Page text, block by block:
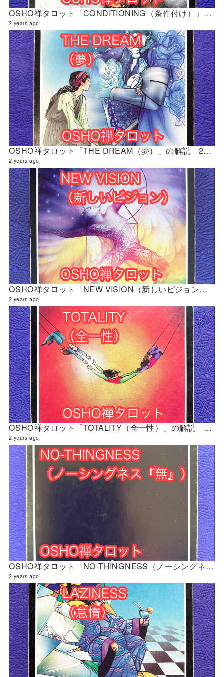
OSHO禅タロット「CONDITIONING（条件付け）」の解説 2024年5月の門鑑定（財門）
2 years ago
OSHO禅タロット「THE DREAM（夢）」の解説 2024年5月の門鑑定（創門）
2 years ago
OSHO禅タロット「NEW VISION（新しいビジョン）」の解説 2024年5月の門鑑定（立門）
2 years ago
OSHO禅タロット「TOTALITY（全一性）」の解説 2024年4月の門鑑定（創門）
2 years ago
OSHO禅タロット「NO-THINGNESS（ノーシングネス『無』）」の解説 2024年4月の門鑑定（立門）
2 years ago